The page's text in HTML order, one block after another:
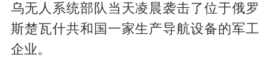
乌无人系统部队当天凌晨袭击了位于俄罗
斯楚瓦什共和国一家生产导航设备的军工
企业。